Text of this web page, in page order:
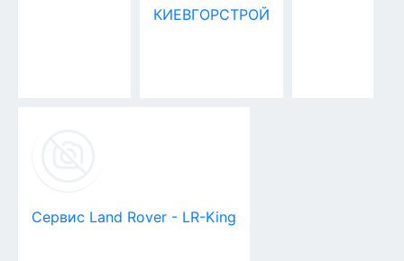
КИЕВГОРСТРОЙ
Сервис Land Rover - LR-King